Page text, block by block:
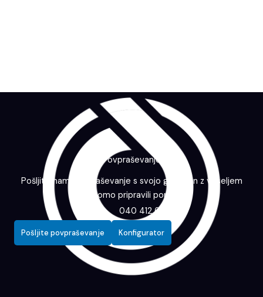
Povpraševanje
Pošljite nam povpraševanje s svojo grafiko in z veseljem
vam bomo pripravili ponudbo.
040 412 643
Pošljite povpraševanje Konfigurator